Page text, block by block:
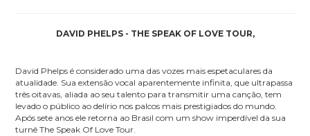
DAVID PHELPS - THE SPEAK OF LOVE TOUR,
David Phelpséconsiderado uma das vozes mais espetaculares da
atualidade. Sua extensão vocal aparentemente infinita, que ultrapassa
três oitavas, aliada ao seu talento para transmitir uma canção, tem
levado o público ao delírio nos palcos mais prestigiados do mundo.
Após sete anos ele retorna ao Brasil com um show imperdível da sua
turnêThe Speak Of Love Tour.